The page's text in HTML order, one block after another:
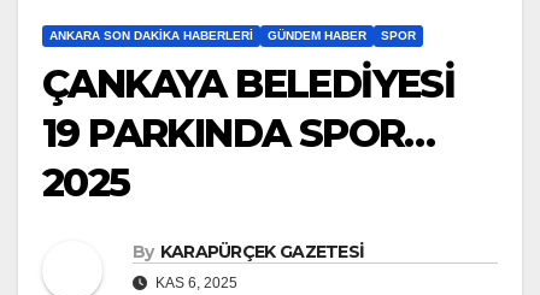
ANKARA SON DAKIKA HABERLERI GÜNDEM HABER SPOR
ÇANKAYA BELEDİYESİ
19 PARKINDA SPOR…
2025
By KARAPÜRÇEK GAZETESİ
KAS 6, 2025